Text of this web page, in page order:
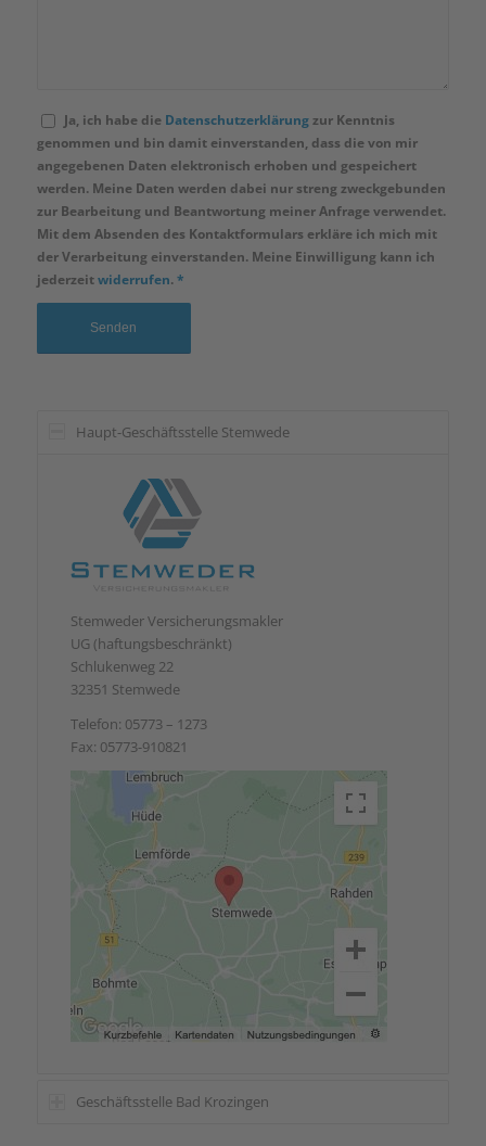
Ja, ich habe die Datenschutzerklärungzur Kenntnis
genommen und bin damit einverstanden, dass die von mir
angegebenen Daten elektronisch erhoben und gespeichert
werden. Meine Daten werden dabei nur streng zweckgebunden
zur Bearbeitung und Beantwortung meiner Anfrage verwendet.
Mit dem Absenden des Kontaktformulars erkläre ich mich mit
der Verarbeitung einverstanden. Meine Einwilligung kann ich
jederzeitwiderrufen.*
Haupt-Geschäftsstelle Stemwede
Stemweder Versicherungsmakler
UG (haftungsbeschränkt)
Schlukenweg 22
32351 Stemwede
Telefon: 05773 – 1273
Fax: 05773-910821
Geschäftsstelle Bad Krozingen